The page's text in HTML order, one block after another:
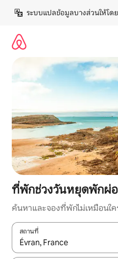
เนื้อหา
ระบบแปลข้อมูลบางส่วนให้โด
ที่พักช่วงวันหยุดพักผ่อ
ค้นหาและจองที่พักไม่เหมือนใค
สถานที่
ใช้ลูกศรขึ้นลง หรือใช้การสัมผัสห